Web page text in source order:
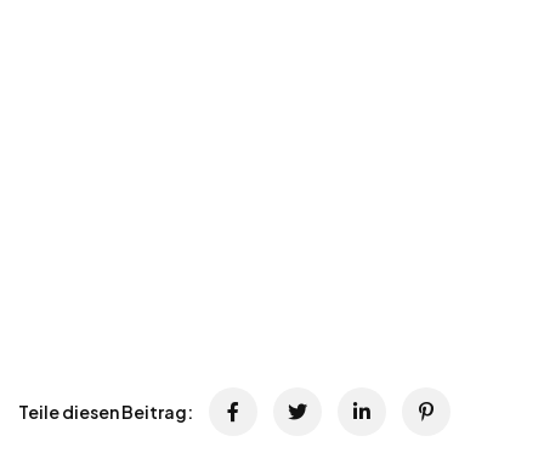
Teile diesen Beitrag: